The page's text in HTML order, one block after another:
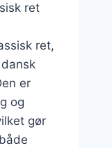
ret
ret,
er
og
gør